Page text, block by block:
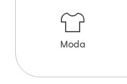
Moda